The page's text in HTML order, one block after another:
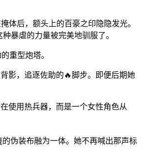
体后，额头上的百豪之印隐隐发光。
暴虐的力量被完美地驯服了。
重型炮塔。
影，追逐佐助的🔥脚步。即便后期她
使用热兵器，而是一个女性角色从
伪装布融为一体。她不再喊出那声标